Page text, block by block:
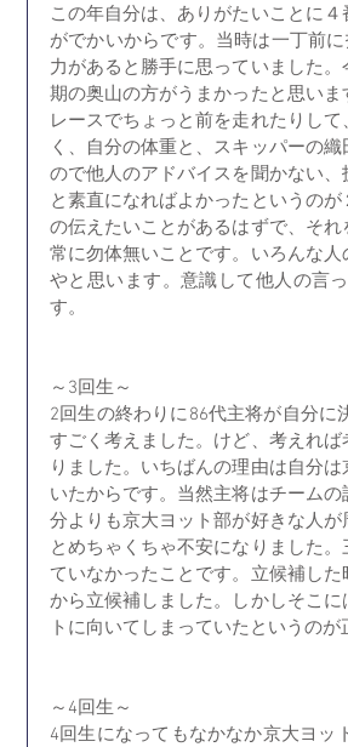
この年自分は、ありがたいことに
がでかいからです。当時は一丁前
力があると勝手に思っていました
期の奥山の方がうまかったと思い
レースでちょっと前を走れたりし
く、自分の体重と、スキッパーの
ので他人のアドバイスを聞かない
と素直になればよかったというの
の伝えたいことがあるはずで、そ
常に勿体無いことです。いろんな
やと思います。意識して他人の言
す。
～3回生～
2回生の終わりに86代主将が自分
すごく考えました。けど、考えれ
りました。いちばんの理由は自分
いたからです。当然主将はチーム
分よりも京大ヨット部が好きな人
とめちゃくちゃ不安になりました
ていなかったことです。立候補し
から立候補しました。しかしそこ
トに向いてしまっていたというのが
～4回生～
4回生になってもなかなか京大ヨッ